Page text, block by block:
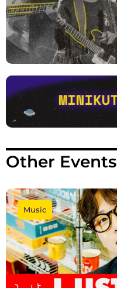
Other Events
Music